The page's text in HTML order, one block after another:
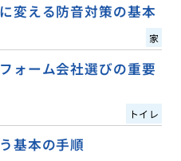
変える防音対策の基本
家
ォーム会社選びの重要
トイレ
基本の手順